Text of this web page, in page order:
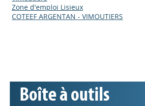
Zone d'emploi Lisieux
COTEEF ARGENTAN - VIMOUTIERS
Boîte à outils
Base documentaire